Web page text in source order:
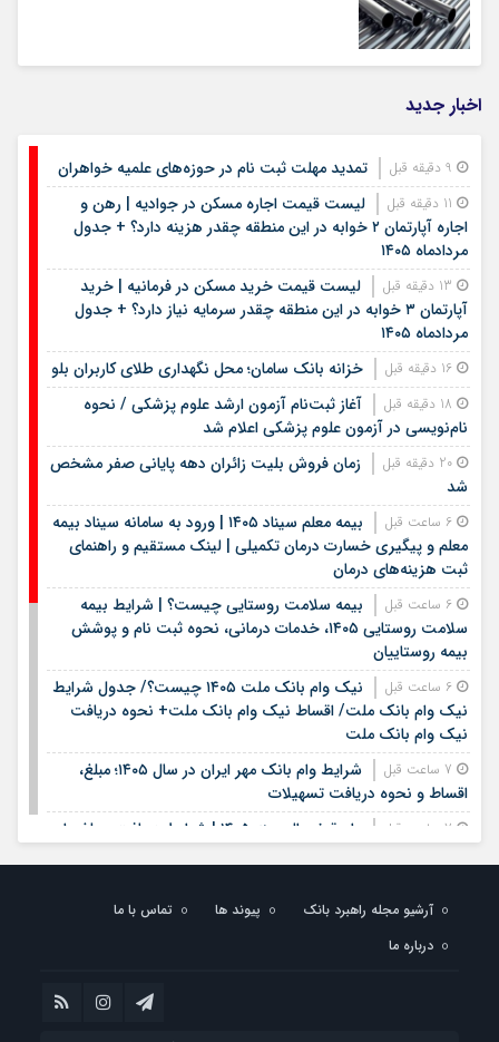
اخبار جدید
تمدید مهلت ثبت نام در حوزه‌های علمیه خواهران
لیست قیمت اجاره مسکن در جوادیه | رهن و
اجاره آپارتمان ۲ خوابه در این منطقه چقدر هزینه دارد؟ + جدول
مردادماه ۱۴۰۵
لیست قیمت خرید مسکن در فرمانیه | خرید
آپارتمان ۳ خوابه در این منطقه چقدر سرمایه نیاز دارد؟ + جدول
مردادماه ۱۴۰۵
خزانه بانک سامان؛ محل نگهداری طلای کاربران بلو
آغاز ثبت‌نام آزمون ارشد علوم پزشکی / نحوه
نام‌نویسی در آزمون علوم پزشکی اعلام شد
زمان فروش بلیت زائران دهه پایانی صفر مشخص
شد
بیمه معلم سیناد ۱۴۰۵ | ورود به سامانه سیناد بیمه
معلم و پیگیری خسارت درمان تکمیلی | لینک مستقیم و راهنمای
ثبت هزینه‌های درمان
بیمه سلامت روستایی چیست؟ | شرایط بیمه
سلامت روستایی ۱۴۰۵، خدمات درمانی، نحوه ثبت نام و پوشش
بیمه روستاییان
نیک وام بانک ملت ۱۴۰۵ چیست؟/ جدول شرایط
نیک وام بانک ملت/ اقساط نیک وام بانک ملت+ نحوه دریافت
نیک وام بانک ملت
شرایط وام بانک مهر ایران در سال ۱۴۰۵؛ مبلغ،
اقساط و نحوه دریافت تسهیلات
وام قرض الحسنه ۱۴۰۵ | شرایط دریافت، مبلغ وام،
جدول
وام فوری بی دردسر بدون ضامن قرض الحسنه |
آرشیو مجله راهبرد بانک پیوند ها
تماس با ما
درباره ما